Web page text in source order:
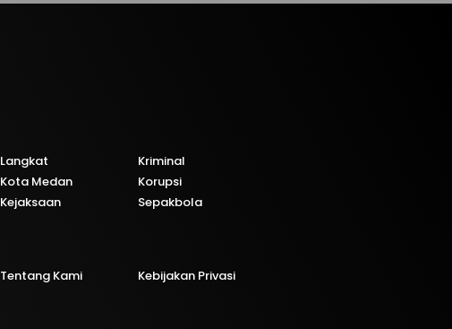
Langkat
Kriminal
Kota Medan
Korupsi
Kejaksaan Sepakbola
Tentang Kami Kebijakan Privasi